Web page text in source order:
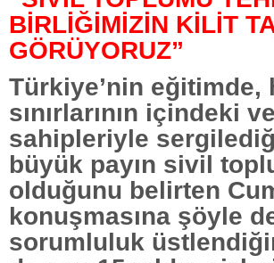
BİRLİĞİMİZİN KİLİT
GÖRÜYORUZ”
Türkiye’nin
sınırlarının içindeki
sahipleriyle
büyük payın sivil
olduğunu belirten
konuşmasına şöyle
sorumluluk